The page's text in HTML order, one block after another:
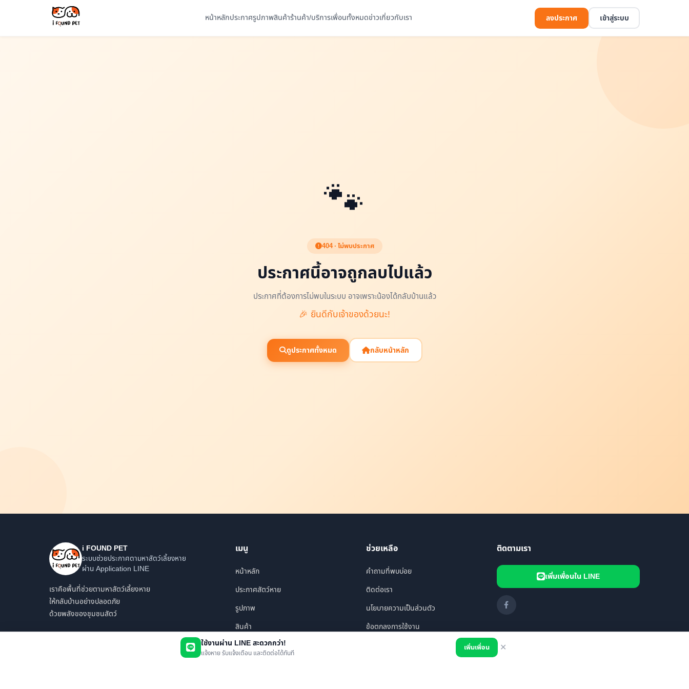
หน้าหลักประกาศรูปภาพสินค้าร้านค้า/บริการเพื่อนทั้งหมดข่าวเกี่ยวกับเรา ลงประกาศ เข้าสู่ระบบ
ใช้งานผ่าน LINE สะดวกกว่า!
แจ้งหาย รับแจ้งเตือน และติดต่อได้ทันที
เพิ่มเพื่อน ✕
🐾
404 · ไม่พบประกาศ
ประกาศนี้อาจถูกลบไปแล้ว
ประกาศที่ต้องการไม่พบในระบบ อาจเพราะน้องได้กลับบ้านแล้ว
🎉 ยินดีกับเจ้าของด้วยนะ!
ดูประกาศทั้งหมด กลับหน้าหลัก
i FOUND PET
ระบบช่วยประกาศตามหาสัตว์เลี้ยงหาย
ผ่าน Application LINE
เราคือพื้นที่ช่วยตามหาสัตว์เลี้ยงหาย
ให้กลับบ้านอย่างปลอดภัย
ด้วยพลังของชุมชนสัตว์
เมนู
หน้าหลัก
ประกาศสัตว์หาย
รูปภาพ
สินค้า
ร้านค้า/บริการ
ช่วยเหลือ
คำถามที่พบบ่อย
ติดต่อเรา
นโยบายความเป็นส่วนตัว
ข้อตกลงการใช้งาน
ติดตามเรา
เพิ่มเพื่อนใน LINE